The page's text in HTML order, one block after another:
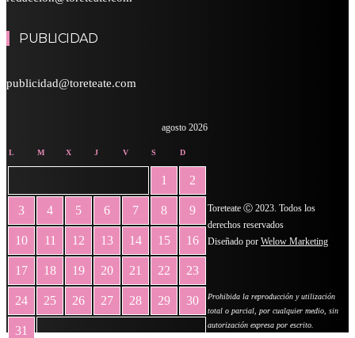
PUBLICIDAD
publicidad@toreteate.com
agosto 2026
L M X J V S D
1 2
3 4 5 6 7 8 9
10 11 12 13 14 15 16
17 18 19 20 21 22 23
24 25 26 27 28 29 30
31
Toreteate Ⓒ 2023. Todos los
derechos reservados
Diseñado por Welow Marketing
Prohibida la reproducción y utilización
total o parcial, por cualquier medio, sin
autorización expresa por escrito.